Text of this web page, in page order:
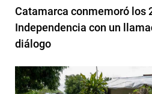
Catamarca conmemoró los
Independencia con un
diálogo